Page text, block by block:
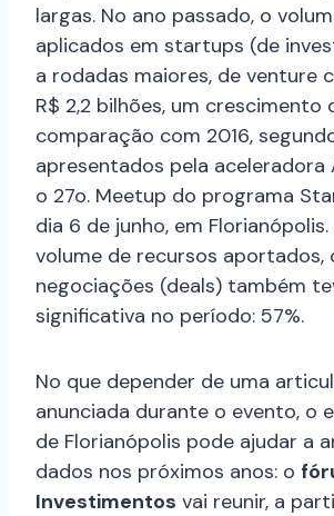
largas. No ano passado, o
aplicados em startups (de
a rodadas maiores, de venture
R$ 2,2 bilhões, um crescimento
comparação com 2016,
apresentados pela aceleradora
o 27o. Meetup do programa
dia 6 de junho, em
volume de recursos
negociações (deals) também
significativa no período: 57%.
No que depender de uma
anunciada durante o evento, o
de Florianópolis pode ajudar a
dados nos próximos anos: o
Investimentos vai reunir, a